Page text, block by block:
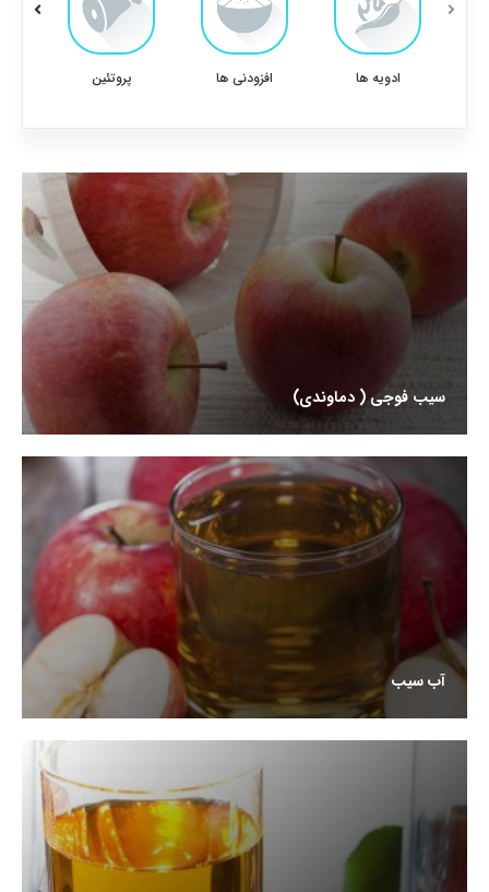
ادویه ها افزودنی ها پروتئین
سیب فوجی ( دماوندی)
آب سیب